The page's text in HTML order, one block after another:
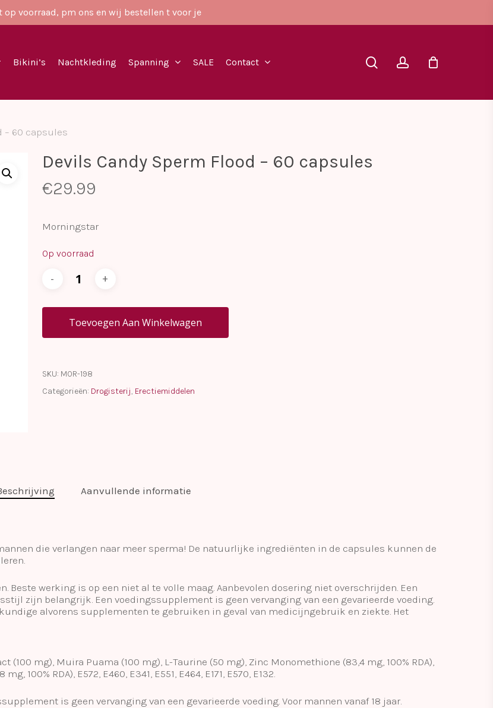
op voorraad, pm ons en wij bestellen t voor je
Bikini’s Nachtkleding Spanning SALE Contact searchaccount
– 60 capsules
Devils Candy Sperm Flood – 60 capsules
€29.99
Morningstar
Op voorraad
Toevoegen Aan Winkelwagen
SKU: MOR-198
Categorieën: Drogisterij, Erectiemiddelen
Aanvullende informatie
die verlangen naar meer sperma! De natuurlijke ingrediënten in de capsules kunnen de
Beste werking is op een niet al te volle maag. Aanbevolen dosering niet overschrijden. Een
zijn belangrijk. Een voedingssupplement is geen vervanging van een gevarieerde voeding.
alvorens supplementen te gebruiken in geval van medicijngebruik en ziekte. Het
(100 mg), Muira Puama (100 mg), L-Taurine (50 mg), Zinc Monomethione (83,4 mg, 100% RDA),
100% RDA), E572, E460, E341, E551, E464, E171, E570, E132.
is geen vervanging van een gevarieerde voeding. Voor mannen vanaf 18 jaar.